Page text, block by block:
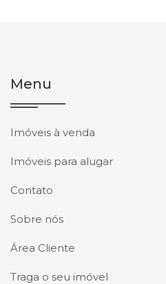
Menu
Imóveis à venda
Imóveis para alugar
Contato
Sobre nós
Área Cliente
Traga o seu imóvel